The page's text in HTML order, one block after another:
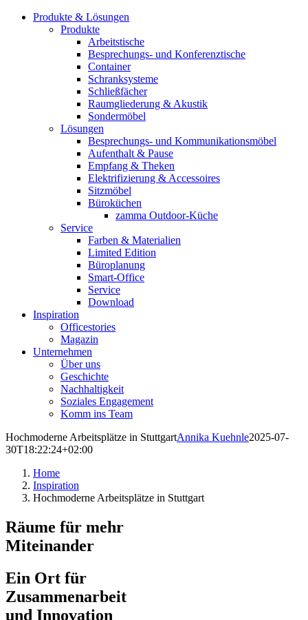
Produkte & Lösungen
Produkte
Arbeitstische
Besprechungs- und Konferenztische
Container
Schranksysteme
Schließfächer
Raumgliederung & Akustik
Sondermöbel
Lösungen
Besprechungs- und Kommunikationsmöbel
Aufenthalt & Pause
Empfang & Theken
Elektrifizierung & Accessoires
Sitzmöbel
Büroküchen
zamma Outdoor-Küche
Service
Farben & Materialien
Limited Edition
Büroplanung
Smart-Office
Service
Download
Inspiration
Officestories
Magazin
Unternehmen
Über uns
Geschichte
Nachhaltigkeit
Soziales Engagement
Komm ins Team
Hochmoderne Arbeitsplätze in StuttgartAnnika Kuehnle2025-07-
30T18:22:24+02:00
Home
Inspiration
Hochmoderne Arbeitsplätze in Stuttgart
Räume für mehr
Miteinander
Ein Ort für
Zusammenarbeit
und Innovation